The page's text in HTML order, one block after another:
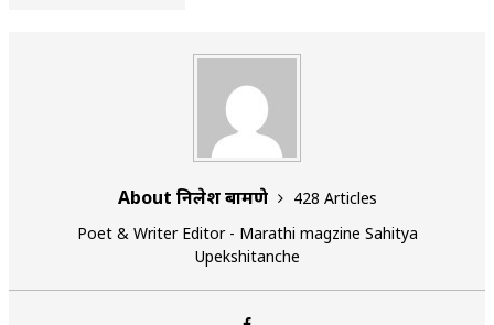
About निलेश बामणे
428 Articles
Poet & Writer Editor - Marathi magzine Sahitya
Upekshitanche